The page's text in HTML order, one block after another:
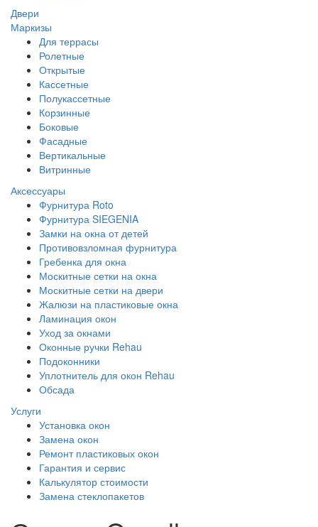
Двери
Маркизы
Для террасы
Ролетные
Открытые
Кассетные
Полукассетные
Корзинные
Боковые
Фасадные
Вертикальные
Витринные
Аксессуары
Фурнитура Roto
Фурнитура SIEGENIA
Замки на окна от детей
Противовзломная фурнитура
Гребенка для окна
Москитные сетки на окна
Москитные сетки на двери
Жалюзи на пластиковые окна
Ламинация окон
Уход за окнами
Оконные ручки Rehau
Подоконники
Уплотнитель для окон Rehau
Обсада
Услуги
Установка окон
Замена окон
Ремонт пластиковых окон
Гарантия и сервис
Калькулятор стоимости
Замена стеклопакетов